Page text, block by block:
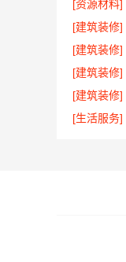
[资源材料]
[建筑装修]
[建筑装修]
[建筑装修]
[建筑装修]
[生活服务]